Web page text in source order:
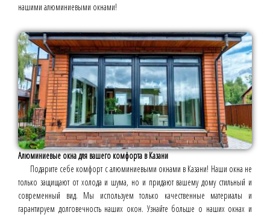
нашими алюминиевыми окнами!
Алюминиевые окна для вашего комфорта в Казани
Подарите себе комфорт с алюминиевыми окнами в Казани! Наши окна не
только защищают от холода и шума, но и придают вашему дому стильный и
современный вид. Мы используем только качественные материалы и
гарантируем долговечность наших окон. Узнайте больше о наших окнах и